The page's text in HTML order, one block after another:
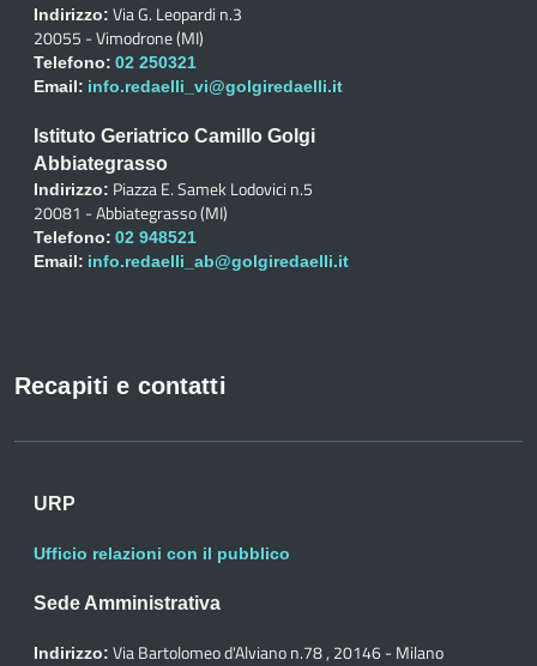
Indirizzo: Via G. Leopardi n.3
20055 - Vimodrone (MI)
Telefono: 02 250321
Email: info.redaelli_vi@golgiredaelli.it
Istituto Geriatrico Camillo Golgi
Abbiategrasso
Indirizzo: Piazza E. Samek Lodovici n.5
20081 - Abbiategrasso (MI)
Telefono: 02 948521
Email: info.redaelli_ab@golgiredaelli.it
Recapiti e contatti
URP
Ufficio relazioni con il pubblico
Sede Amministrativa
Indirizzo: Via Bartolomeo d'Alviano n.78 , 20146 - Milano